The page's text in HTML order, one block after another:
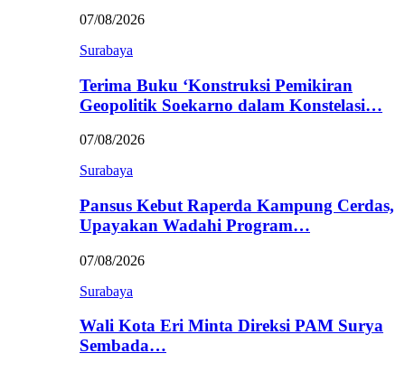
07/08/2026
Surabaya
Terima Buku ‘Konstruksi Pemikiran
Geopolitik Soekarno dalam Konstelasi…
07/08/2026
Surabaya
Pansus Kebut Raperda Kampung Cerdas,
Upayakan Wadahi Program…
07/08/2026
Surabaya
Wali Kota Eri Minta Direksi PAM Surya
Sembada…